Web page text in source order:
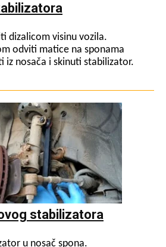
dizalicom visinu vozila.
odviti matice na sponama
iz nosača i skinuti stabilizator.
stabilizatora
u nosač spona.